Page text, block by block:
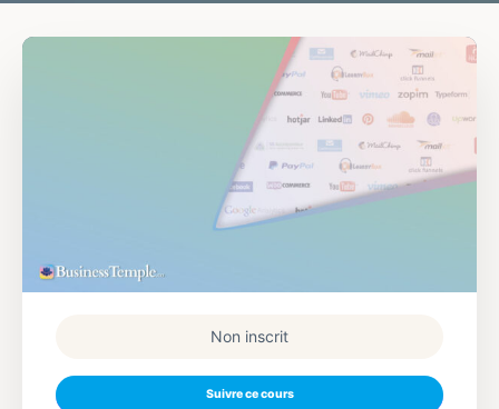
Non inscrit
Suivre ce cours